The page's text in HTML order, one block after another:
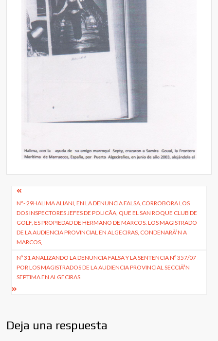
Navegación
de
entradas
Nº.- 29HALIMA ALIANI, EN LA DENUNCIA FALSA,CORROBORA LOS
DOS INSPECTORES JEFES DE POLICÃ­A, QUE EL SAN ROQUE CLUB DE
GOLF, ES PROPIEDAD DE HERMANO DE MARCOS. LOS MAGISTRADO
DE LA AUDIENCIA PROVINCIAL EN ALGECIRAS, CONDENARÃ³N A
MARCOS,
Nº 31 ANALIZANDO LA DENUNCIA FALSA Y LA SENTENCIA Nº 357/07
POR LOS MAGISTRADOS DE LA AUDIENCIA PROVINCIAL SECCIÃ³N
SEPTIMA EN ALGECIRAS
Deja una respuesta